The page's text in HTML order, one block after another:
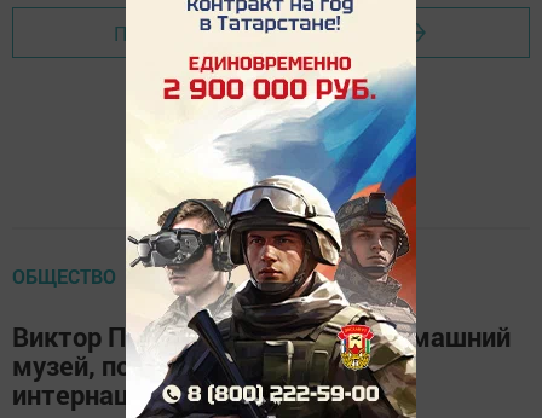
Перейти на страницу новости
ОБЩЕСТВО
Виктор Петухов организовал домашний
музей, посвященный воинам
интернационалистам